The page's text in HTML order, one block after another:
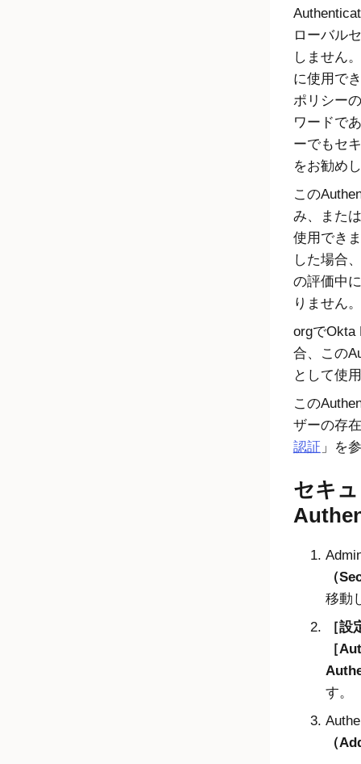
ローバル
しません
に使用で
ポリシー
ワードで
ーでもセ
をお勧め
この
み、また
使用でき
した場合
の評価中
りません。
orgでOkta
合、この
として使
この
ザーの存
認証 」を
セキ
（
移動
設
す。
（